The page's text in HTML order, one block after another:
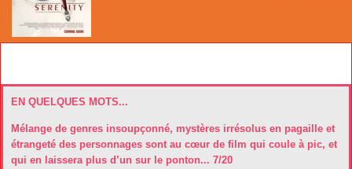
EN QUELQUES MOTS...
Mélange de genres insoupçonné, mystères irrésolus en pagaille et
étrangeté des personnages sont au cœur de film qui coule à pic, et
qui en laissera plus d’un sur le ponton... 7/20